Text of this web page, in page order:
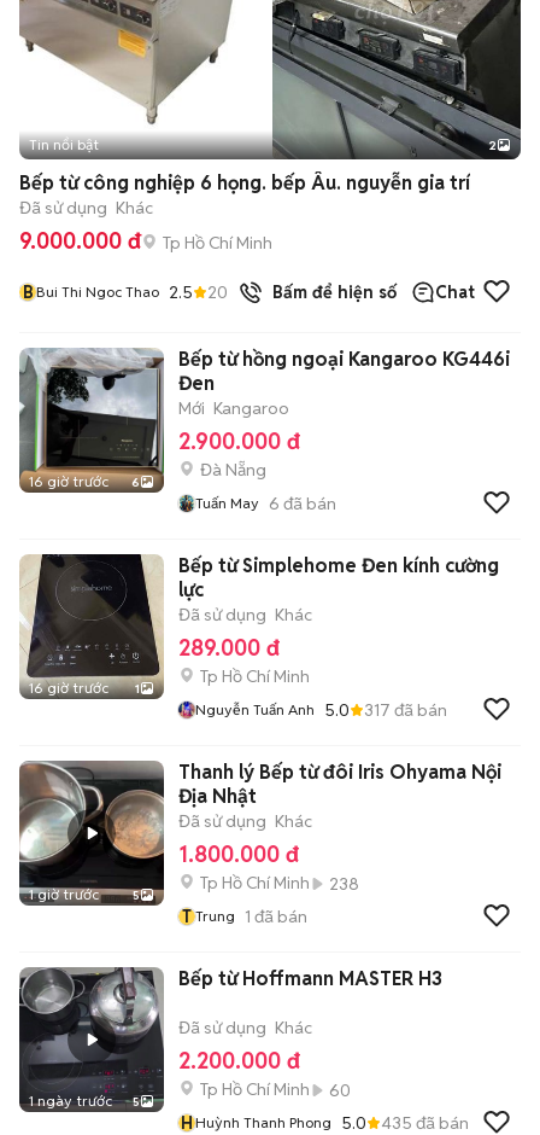
Tin nổi bật 2
Bếp từ công nghiệp 6 họng. bếp Âu. nguyễn gia trí
Đã sử dụng Khác
9.000.000 đ Tp Hồ Chí Minh
BBui Thi Ngoc Thao 2.5 20 đã bánBấm để hiện số Chat
16 giờ trước 6
Bếp từ hồng ngoại Kangaroo KG446i
Đen
Mới Kangaroo
2.900.000 đ
Đà Nẵng
Tuấn May 6 đã bán
16 giờ trước 1
Bếp từ Simplehome Đen kính cường
lực
Đã sử dụng Khác
289.000 đ
Tp Hồ Chí Minh
Nguyễn Tuấn Anh 5.0 317 đã bán
1 giờ trước 5
Thanh lý Bếp từ đôi Iris Ohyama Nội
Địa Nhật
Đã sử dụng Khác
1.800.000 đ
Tp Hồ Chí Minh
238
T Trung 1 đã bán
1 ngày trước 5
Bếp từ Hoffmann MASTER H3
Đã sử dụng Khác
2.200.000 đ
Tp Hồ Chí Minh
60
HHuỳnh Thanh Phong 5.0 435 đã bán